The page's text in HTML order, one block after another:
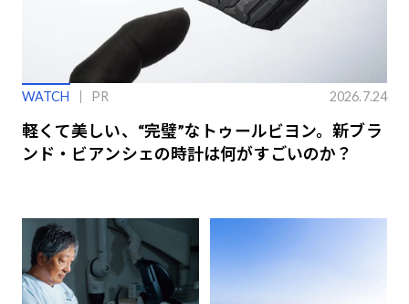
WATCH PR 2026.7.24
軽くて美しい、“完璧”なトゥールビヨン。新ブラ
ンド・ビアンシェの時計は何がすごいのか？